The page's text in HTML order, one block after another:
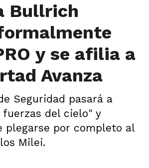
Bullrich
y se afilia a
Avanza
Seguridad pasará a
del cielo" y
plegarse por completo al
Milei.